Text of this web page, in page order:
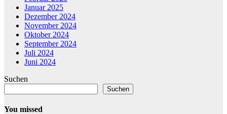
Januar 2025
Dezember 2024
November 2024
Oktober 2024
September 2024
Juli 2024
Juni 2024
Suchen
Suchen
You missed